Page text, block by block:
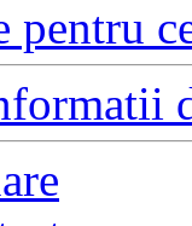
pentru